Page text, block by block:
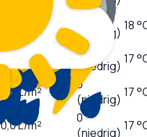
(niedrig) 18
L/m²
0
(niedrig) 17
0,0 L/m²
0
(niedrig) 17
0,0L/m²
0
(niedrig) 17